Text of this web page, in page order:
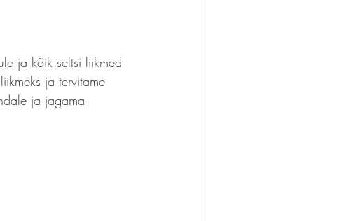
ja kõik seltsi liikmed
ja tervitame
ja jagama